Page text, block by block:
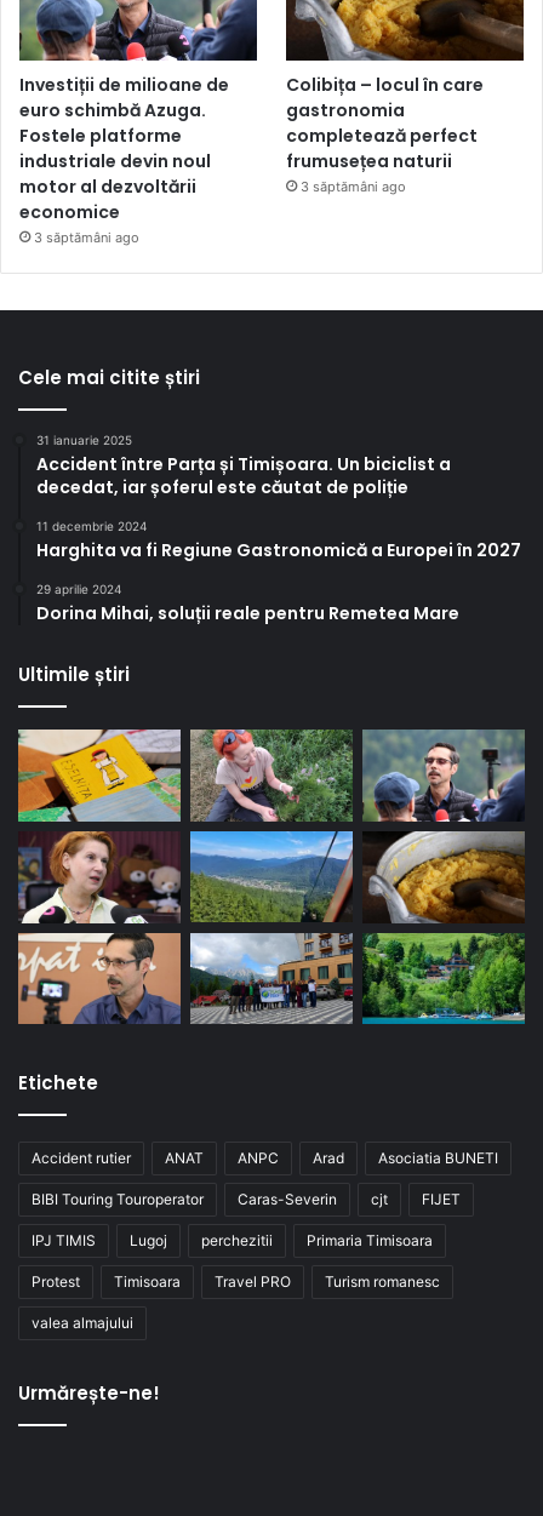
Investiții de milioane de
euro schimbă Azuga.
Fostele platforme
industriale devin noul
motor al dezvoltării
economice
3 săptămâni ago
Colibița – locul în care
gastronomia
completează perfect
frumusețea naturii
3 săptămâni ago
Cele mai citite știri
31 ianuarie 2025
Accident între Parța și Timișoara. Un biciclist a
decedat, iar șoferul este căutat de poliție
11 decembrie 2024
Harghita va fi Regiune Gastronomică a Europei în 2027
29 aprilie 2024
Dorina Mihai, soluții reale pentru Remetea Mare
Ultimile știri
Etichete
Accident rutier ANAT ANPC Arad Asociatia BUNETI
BIBI Touring Touroperator Caras-Severin cjt FIJET
IPJ TIMIS Lugoj perchezitii Primaria Timisoara
Protest Timisoara Travel PRO Turism romanesc
valea almajului
Urmărește-ne!